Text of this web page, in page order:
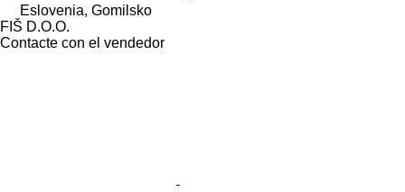
Eslovenia, Gomilsko
FIŠ D.O.O.
Contacte con el vendedor